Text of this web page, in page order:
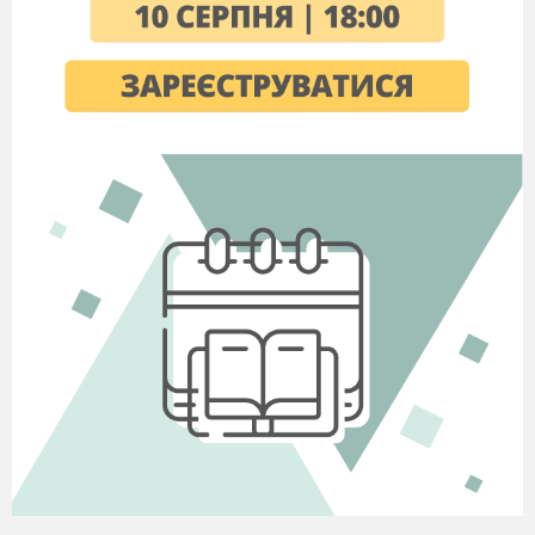
поведінка хлопців з
дівчатами), поведінка за
столом, користування
серветкою, уміння
акуратно їсти та пити,
приборами.
Прибирання столу після
чаювання.
4.
Культура поведінки під
час відвідування кіно,
музеїв, зоопарків.
1
Мета відвідування кіно,
музеїв, зоопарків.
Правила поведінкиу
кіно, музеї, зоопарків.
1
7
Розповідь про ту чи
1
я, прізвище своє та своїх